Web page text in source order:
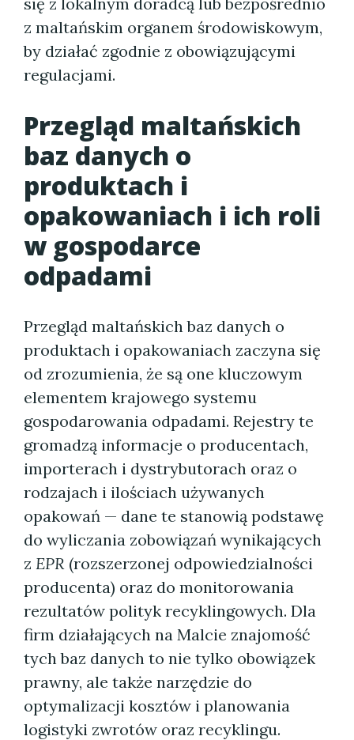
z maltańskim organem środowiskowym,
by działać zgodnie z obowiązującymi
regulacjami.
Przegląd maltańskich
baz danych o
produktach i
opakowaniach i ich roli
w gospodarce
odpadami
Przegląd maltańskich baz danych o
produktach i opakowaniach zaczyna się
od zrozumienia, że są one kluczowym
elementem krajowego systemu
gospodarowania odpadami. Rejestry te
gromadzą informacje o producentach,
importerach i dystrybutorach oraz o
rodzajach i ilościach używanych
opakowań — dane te stanowią podstawę
do wyliczania zobowiązań wynikających
z EPR (rozszerzonej odpowiedzialności
producenta) oraz do monitorowania
rezultatów polityk recyklingowych. Dla
firm działających na Malcie znajomość
tych baz danych to nie tylko obowiązek
prawny, ale także narzędzie do
optymalizacji kosztów i planowania
logistyki zwrotów oraz recyklingu.